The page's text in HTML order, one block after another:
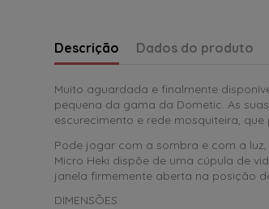
Descrição Dados do produto
Muito aguardada e finalmente
pequena da gama da Dometic. As
escurecimento e rede mosquiteira,
Pode jogar com a sombra e com a
Micro Heki dispõe de uma cúpula de
janela firmemente aberta na posição
DIMENSÕES